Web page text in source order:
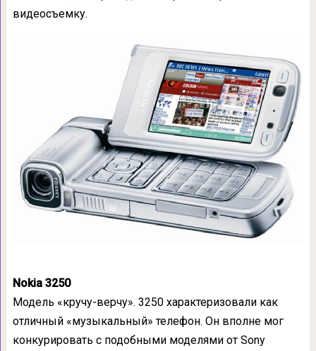
видеосъемку.
Nokia 3250
Модель «кручу-верчу». 3250 характеризовали как
отличный «музыкальный» телефон. Он вполне мог
конкурировать с подобными моделями от Sony